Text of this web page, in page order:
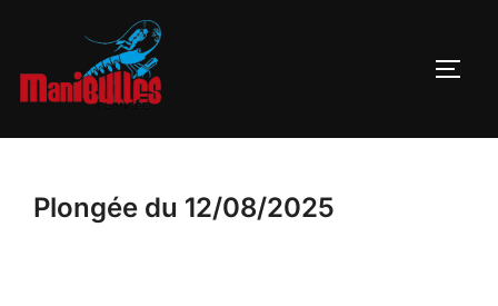
Plongée du 12/08/2025